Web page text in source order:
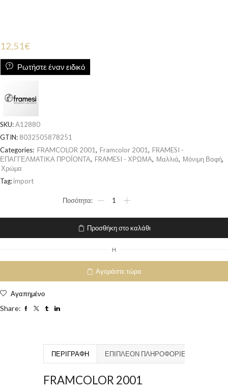
12,51€
Ρωτήστε έναν ειδικό
SKU:A12880
GTIN: 8032505878251
Categories: FRAMCOLOR 2001, Framcolor 2001, FRAMESI -
ΕΠΑΓΓΕΛΜΑΤΙΚΑ ΠΡΟΪΟΝΤΑ, FRAMESI - ΧΡΩΜΑ, Μαλλιά, Μόνιμη Βαφή,
Χρώμα
Tag:import
Προσθήκη στο καλάθι
H
Αγοράστε τώρα
Αγαπημένο
Share:
ΠΕΡΙΓΡΑΦΉ ΕΠΙΠΛΈΟΝ ΠΛΗΡΟΦΟΡΊΕΣ
FRAMCOLOR 2001